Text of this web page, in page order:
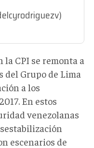
la CPI se remonta a
del Grupo de Lima
a los
En estos
venezolanas
escenarios de